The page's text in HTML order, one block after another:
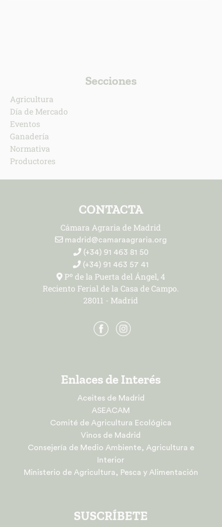
Secciones
Agricultura
Día de Mercado
Eventos
Ganadería
Normativa
Productores
CONTACTA
Cámara Agraria de Madrid
madrid@camaraagraria.org
(+34) 91 463 81 50
(+34) 91 463 57 41
Pº de la Puerta del Ángel, 4
Reciento Ferial de la Casa de Campo.
28011 - Madrid
Enlaces de Interés
Aceites de Madrid
ASEACAM
Comité de Agricultura Ecológica
Vinos de Madrid
Consejería de Medio Ambiente, Agricultura e
Interior
Ministerio de Agricultura, Pesca y Alimentación
SUSCRÍBETE